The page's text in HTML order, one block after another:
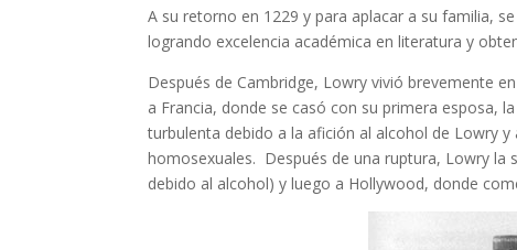
A su retorno en 1229 y para aplacar a su familia,
logrando excelencia académica en literatura y
Después de Cambridge, Lowry vivió brevemente
a Francia, donde se casó con su primera esposa,
turbulenta debido a la afición al alcohol de Lowry
homosexuales. Después de una ruptura, Lowry la
debido al alcohol) y luego a Hollywood, donde